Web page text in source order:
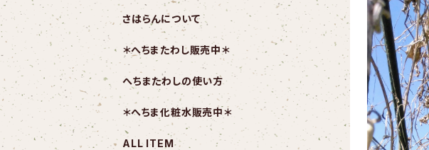
さはらんについて
＊へちまたわし販売中＊
へちまたわしの使い方
＊へちま化粧水販売中＊
ALL ITEM